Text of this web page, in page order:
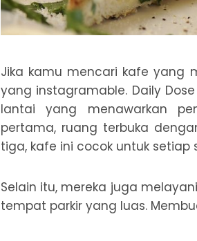
Jika kamu mencari kafe yang
yang instagramable. Daily
lantai yang menawarkan
pertama, ruang terbuka
tiga, kafe ini cocok untuk setiap
Selain itu, mereka juga
tempat parkir yang luas.